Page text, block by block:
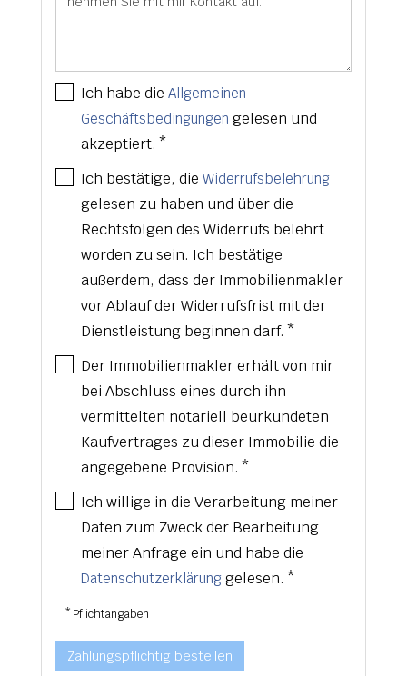
Ich habe die Allgemeinen
Geschäftsbedingungen gelesen und
akzeptiert. *
Ich bestätige, die Widerrufsbelehrung
gelesen zu haben und über die
Rechtsfolgen des Widerrufs belehrt
worden zu sein. Ich bestätige
außerdem, dass der Immobilienmakler
vor Ablauf der Widerrufsfrist mit der
Dienstleistung beginnen darf. *
Der Immobilienmakler erhält von mir
bei Abschluss eines durch ihn
vermittelten notariell beurkundeten
Kaufvertrages zu dieser Immobilie die
angegebene Provision. *
Ich willige in die Verarbeitung meiner
Daten zum Zweck der Bearbeitung
meiner Anfrage ein und habe die
Datenschutzerklärung gelesen. *
* Pflichtangaben
Zahlungspflichtig bestellen